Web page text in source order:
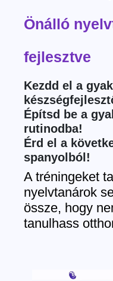
Önálló
fejlesztve
Kezdd el a
Építsd be a
rutinodba!
Érd el a
spanyolból!
A tréningeket
nyelvtanárok
össze, hogy
tanulhass